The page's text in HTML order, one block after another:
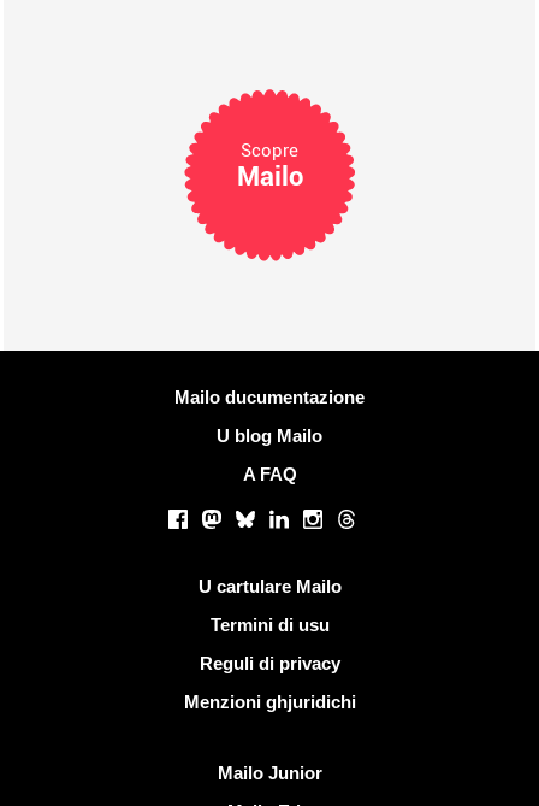
Scopre
Mailo
Mailo ducumentazione
U blog Mailo
A FAQ
Facebook
Mastodon
BlueskyLinkedInInstagram
Threads
U cartulare Mailo
Termini di usu
Reguli di privacy
Menzioni ghjuridichi
Mailo Junior